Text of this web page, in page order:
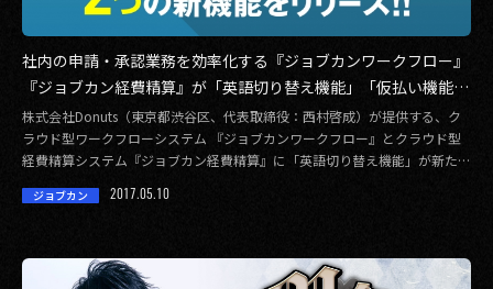
社内の申請・承認業務を効率化する『ジョブカンワークフロー』
『ジョブカン経費精算』が「英語切り替え機能」「仮払い機能」
をリリース！
株式会社Donuts（東京都渋谷区、代表取締役：西村啓成）が提供する、ク
ラウド型ワークフローシステム 『ジョブカンワークフロー』とクラウド型
経費精算システム『ジョブカン経費精算』に「英語切り替え機能」が新たに
ジョブカン 2017.05.10